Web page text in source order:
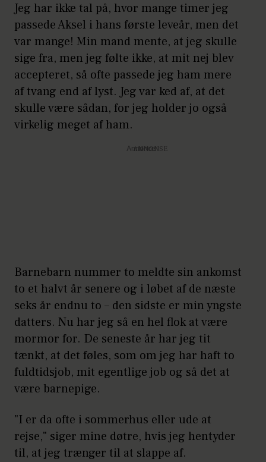
Jeg har ikke tal på, hvor mange timer jeg
passede Aksel i hans første leveår, men det
var mange! Min mand mente, at jeg skulle
sige fra, men jeg følte ikke, at mit nej blev
accepteret, så ofte passede jeg ham mere
af tvang end af lyst. Jeg var ked af, at det
skulle være sådan, for jeg holder jo også
virkelig meget af ham.
Annonce
Barnebarn nummer to meldte sin ankomst
to et halvt år senere og i løbet af de næste
seks år endnu to – den sidste er min yngste
datters. Nu har jeg så en hel flok at være
mormor for. De seneste år har jeg tit
tænkt, at det føles, som om jeg har haft to
fuldtidsjob, mit egentlige job og så det at
være barnepige.
"I er da ofte i sommerhus eller ude at
rejse," siger mine døtre, hvis jeg hentyder
til, at jeg trænger til at slappe af.